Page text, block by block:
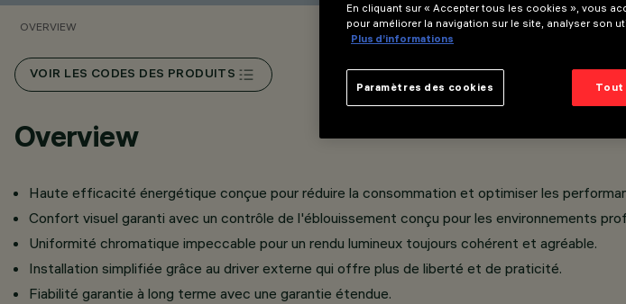
OVERVIEW
VOIR LES CODES DES PRODUITS
Overview
Haute efficacité énergétique conçue pour réduire la consommation et optimiser les
Confort visuel garanti avec un contrôle de l'éblouissement conçu pour les environnements
Uniformité chromatique impeccable pour un rendu lumineux toujours cohérent et agréable.
Installation simplifiée grâce au driver externe qui offre plus de liberté et de praticité.
Fiabilité garantie à long terme avec une garantie étendue.
En cliquant sur « Accepter tous les cookies », vous
pour améliorer la navigation sur le site, analyser son
Plus d’informations
Tout
Paramètres des cookies